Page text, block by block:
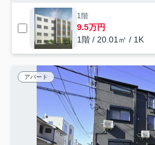
1階
9.5万円
1階 / 20.01㎡ / 1K
アパート